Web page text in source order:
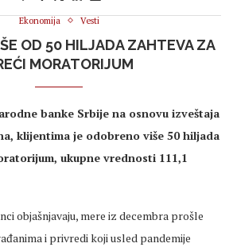
Ekonomija Vesti
OD 50 HILJADA ZAHTEVA ZA
MORATORIJUM
banke Srbije na osnovu izveštaja
klijentima je odobreno više 50 hiljada
ukupne vrednosti 111,1
objašnjavaju, mere iz decembra prošle
i privredi koji usled pandemije